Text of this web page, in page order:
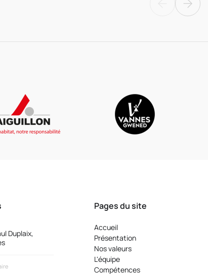
Duplaix,
Pages du site
Accueil
Présentation
Nos valeurs
L'équipe
Compétences